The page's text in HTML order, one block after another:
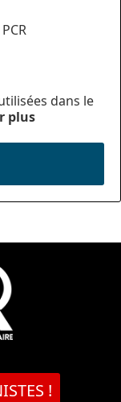
dans le
plus
!